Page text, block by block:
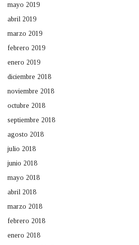
mayo 2019
abril 2019
marzo 2019
febrero 2019
enero 2019
diciembre 2018
noviembre 2018
octubre 2018
septiembre 2018
agosto 2018
julio 2018
junio 2018
mayo 2018
abril 2018
marzo 2018
febrero 2018
enero 2018